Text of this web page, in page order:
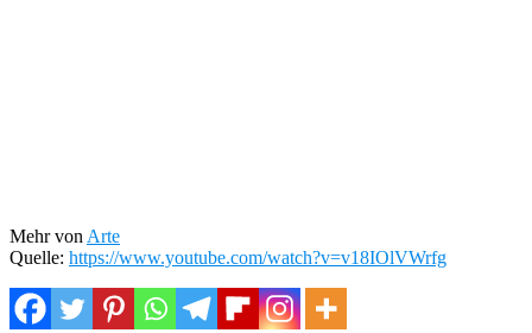
Mehr von Arte
Quelle: https://www.youtube.com/watch?v=v18IOlVWrfg